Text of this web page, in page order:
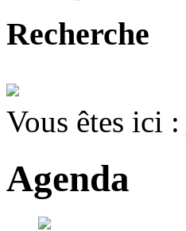
Recherche
Vous êtes ici :
Agenda